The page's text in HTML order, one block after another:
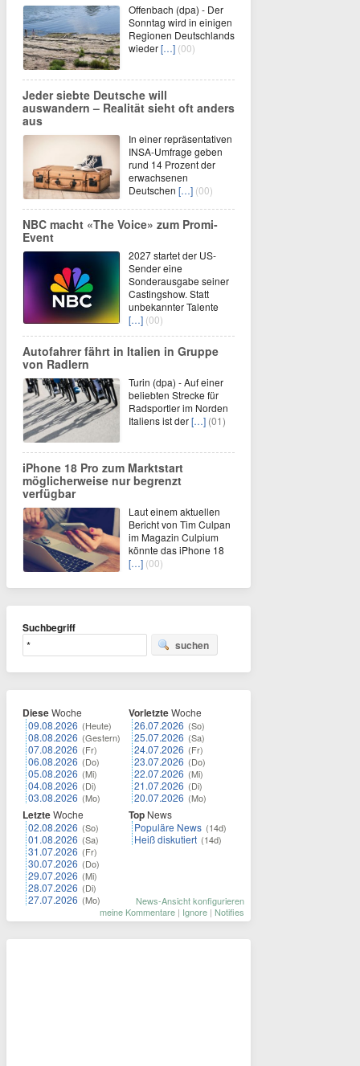
Offenbach (dpa) - Der
Sonntag wird in einigen
Regionen Deutschlands
wieder[…] (00)
Jeder siebte Deutsche will
auswandern – Realität sieht oft anders
aus
In einer repräsentativen
INSA-Umfrage geben
rund 14 Prozent der
erwachsenen
Deutschen […] (00)
NBC macht «The Voice» zum Promi-
Event
2027 startet der US-
Sender eine
Sonderausgabe seiner
Castingshow. Statt
unbekannter Talente
[…] (00)
Autofahrer fährt in Italien in Gruppe
von Radlern
Turin (dpa) - Auf einer
beliebten Strecke für
Radsportler im Norden
Italiens ist der[…] (01)
iPhone 18 Pro zum Marktstart
möglicherweise nur begrenzt
verfügbar
Laut einem aktuellen
Bericht von Tim Culpan
im Magazin Culpium
könnte das iPhone 18
[…] (00)
Suchbegriff
suchen
DieseWoche
09.08.2026 (Heute)
08.08.2026 (Gestern)
07.08.2026 (Fr)
06.08.2026 (Do)
05.08.2026 (Mi)
04.08.2026 (Di)
03.08.2026 (Mo)
LetzteWoche
02.08.2026 (So)
01.08.2026 (Sa)
31.07.2026 (Fr)
30.07.2026 (Do)
29.07.2026 (Mi)
28.07.2026 (Di)
27.07.2026 (Mo)
VorletzteWoche
26.07.2026 (So)
25.07.2026 (Sa)
24.07.2026 (Fr)
23.07.2026 (Do)
22.07.2026 (Mi)
21.07.2026 (Di)
20.07.2026 (Mo)
Top News
Populäre News (14d)
Heiß diskutiert (14d)
News-Ansicht konfigurieren
meine Kommentare | Ignore | Notifies